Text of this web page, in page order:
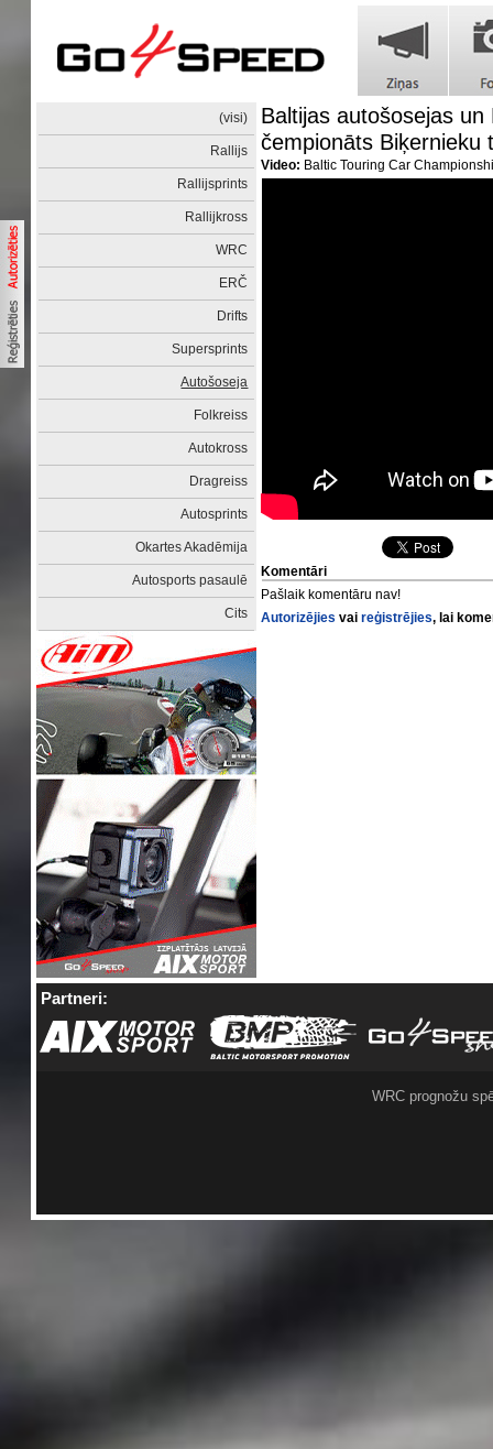
(visi)
Rallijs
Rallijsprints
Rallijkross
WRC
ERČ
Drifts
Supersprints
Autošoseja
Folkreiss
Autokross
Dragreiss
Autosprints
Okartes Akadēmija
Autosports pasaulē
Cits
Baltijas autošosejas un
čempionāts Biķernieku
Video: Baltic Touring Car
Komentāri
Pašlaik komentāru nav!
Autorizējies vaireģistrējies, lai
Partneri:
WRC prognožu